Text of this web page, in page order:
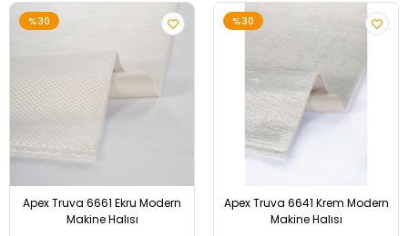
%30
Apex Truva 6661 Ekru Modern
Makine Halısı
%30
Apex Truva 6641 Krem Modern
Makine Halısı